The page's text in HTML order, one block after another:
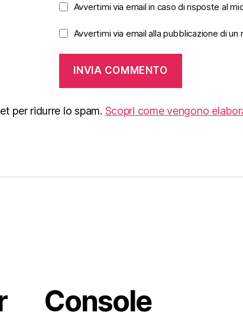
Avvertimi via email in caso di risposte al
Avvertimi via email alla pubblicazione di un
per ridurre lo spam. Scopri come vengono
Console